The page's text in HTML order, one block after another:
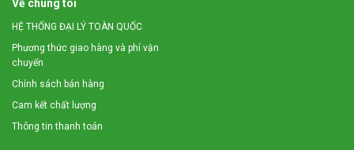
Về chúng tôi
HỆ THỐNG ĐẠI LÝ TOÀN QUỐC
Phương thức giao hàng và phí vận
chuyển
Chính sách bán hàng
Cam kết chất lượng
Thông tin thanh toán